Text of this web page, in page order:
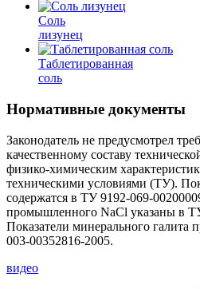
Соль
лизунец
Таблетированная
соль
Нормативные документы
Законодатель не предусмотрел
качественному составу
физико-химическим
техническими условиями (ТУ).
содержатся в ТУ 9192-069-
промышленного NaCl указаны в
Показатели минерального галита
003-00352816-2005.
видео